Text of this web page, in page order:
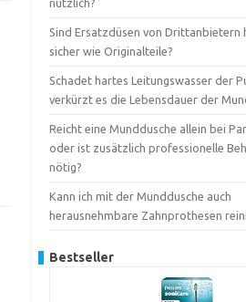
nützlich?
Sind Ersatzdüsen von Drittanbietern
sicher wie Originalteile?
Schadet hartes Leitungswasser der
verkürzt es die Lebensdauer der
Reicht eine Munddusche allein bei
oder ist zusätzlich professionelle
nötig?
Kann ich mit der Munddusche auch
herausnehmbare Zahnprothesen
Bestseller